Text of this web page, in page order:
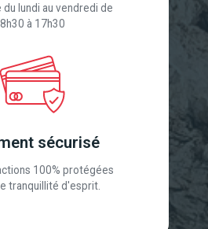
du lundi au vendredi de
8h30 à 17h30
sécurisé
100% protégées
tranquillité d'esprit.